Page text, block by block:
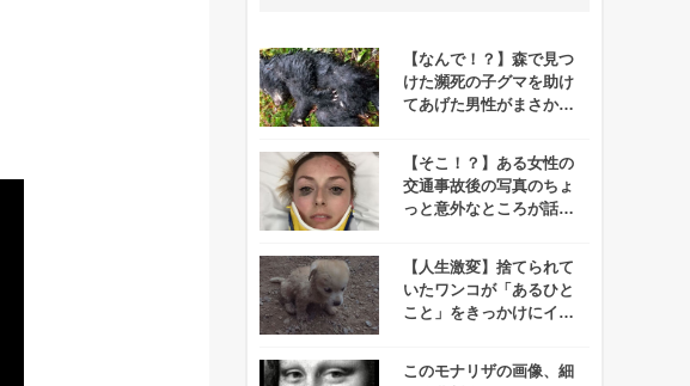
【なんで！？】森で見つ
けた瀕死の子グマを助け
てあげた男性がまさかの
【そこ！？】ある女性の
交通事故後の写真のちょ
っと意外なところが話題
【人生激変】捨てられて
いたワンコが「あるひと
こと」をきっかけにイン
このモナリザの画像、細